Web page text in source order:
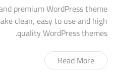
premium WordPress theme
clean, easy to use and high
quality WordPress themes.
Read More